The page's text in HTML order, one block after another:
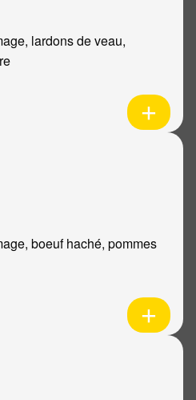
lardons de veau,
boeuf haché, pommes